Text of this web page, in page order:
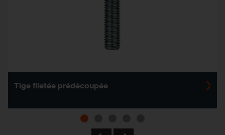
Tige filetée prédécoupée